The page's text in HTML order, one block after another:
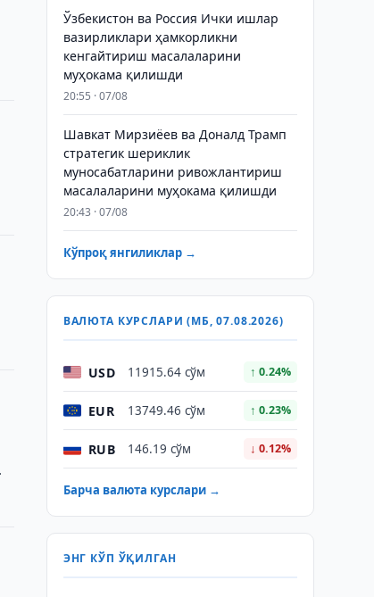
Ўзбекистон ва Россия Ички ишлар
вазирликлари ҳамкорликни
кенгайтириш масалаларини
муҳокама қилишди
20:55 · 07/08
Шавкат Мирзиёев ва Доналд Трамп
стратегик шериклик
муносабатларини ривожлантириш
масалаларини муҳокама қилишди
20:43 · 07/08
Кўпроқ янгиликлар →
ВАЛЮТА КУРСЛАРИ (МБ, 07.08.2026)
USD 11915.64 сўм ↑ 0.24%
EUR 13749.46 сўм ↑ 0.23%
RUB 146.19 сўм ↓ 0.12%
Барча валюта курслари →
ЭНГ КЎП ЎҚИЛГАН